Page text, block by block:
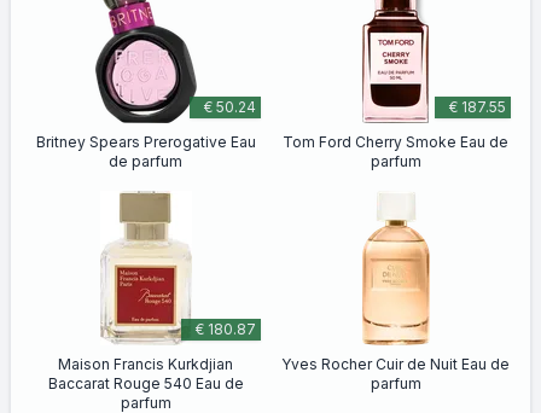
€ 50.24
Britney Spears Prerogative Eau
de parfum
€ 187.55
Tom Ford Cherry Smoke Eau de
parfum
€ 180.87
Maison Francis Kurkdjian
Baccarat Rouge 540 Eau de
parfum
Yves Rocher Cuir de Nuit Eau de
parfum